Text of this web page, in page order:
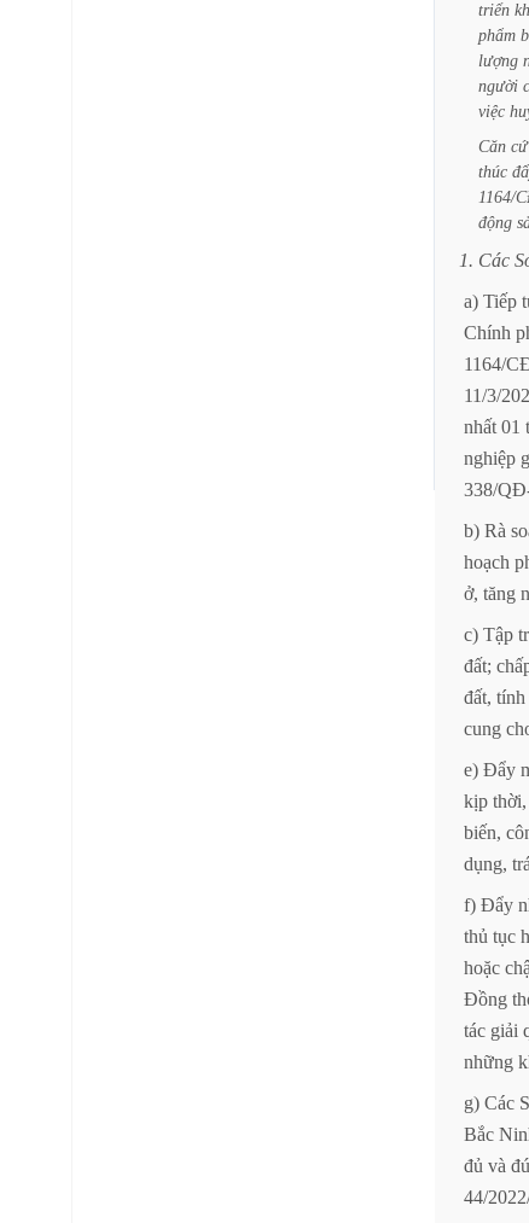
triển
phẩm
lượng
người
việc
Căn cứ
thúc
1164/
động
1. Các
a) Tiếp
Chính
1164/
11/3/
nhất 01
nghiệp
338/
b) Rà
hoạch
ở, tăng
c) Tập
đất;
đất, tính
cung
e) Đẩy
kịp thời,
biến,
dụng,
f) Đẩy
thủ tục
hoặc
Đồng
tác giải
những
g) Các
Bắc
đủ và
44/